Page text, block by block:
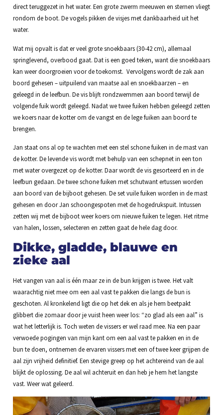
direct teruggezet in het water. Een grote zwerm meeuwen en sternen vliegt
rondom de boot. De vogels pikken de visjes met dankbaarheid uit het
water.
Wat mij opvalt is dat er veel grote snoekbaars (30-42 cm), allemaal
springlevend, overbood gaat. Dat is een goed teken, want die snoekbaars
kan weer doorgroeien voor de toekomst. Vervolgens wordt de zak aan
boord gehesen – uitpuilend van maatse aal en snoekbaarzen – en
geleegd in de leefbun. De vis blijft rondzwemmen aan boord terwijl de
volgende fuik wordt geleegd. Nadat we twee fuiken hebben geleegd zetten
we koers naar de kotter om de vangst en de lege fuiken aan boord te
brengen.
Jan staat ons al op te wachten met een stel schone fuiken in de mast van
de kotter. De levende vis wordt met behulp van een schepnet in een ton
met water overgezet op de kotter. Daar wordt de vis gesorteerd en in de
leefbun gedaan. De twee schone fuiken met schutwant ertussen worden
aan boord van de bijboot gehesen. De set vuile fuiken worden in de mast
gehesen en door Jan schoongespoten met de hogedrukspuit. Intussen
zetten wij met de bijboot weer koers om nieuwe fuiken te legen. Het ritme
van halen, lossen, selecteren en zetten gaat de hele dag door.
Dikke, gladde, blauwe en
zieke aal
Het vangen van aal is één maar ze in de bun krijgen is twee. Het valt
waarachtig niet mee om een aal vast te pakken die langs de bun is
geschoten. Al kronkelend ligt die op het dek en als je hem beetpakt
glibbert die zomaar door je vuist heen weer los: “zo glad als een aal” is
wat het letterlijk is. Toch weten de vissers er wel raad mee. Na een paar
verwoede pogingen van mijn kant om een aal vast te pakken en in de
bun te doen, ontnemen de ervaren vissers met een of twee keer grijpen de
aal zijn vrijheid definitief. Een stevige greep op het achtereind van de aal
blijkt de oplossing. De aal wil achteruit en dan heb je hem het langste
vast. Weer wat geleerd.